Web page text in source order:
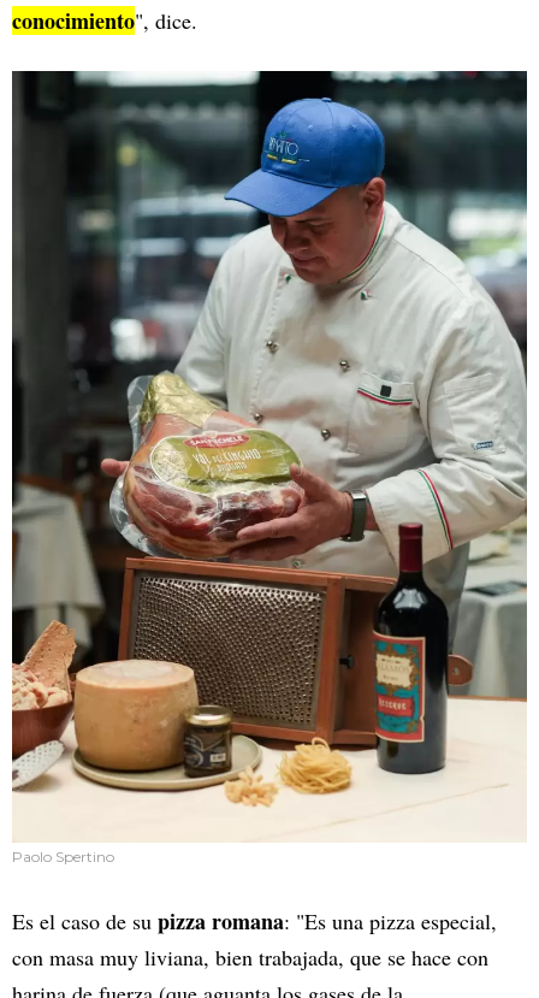
conocimiento", dice.
Paolo Spertino
Es el caso de su pizza romana: "Es una pizza especial,
con masa muy liviana, bien trabajada, que se hace con